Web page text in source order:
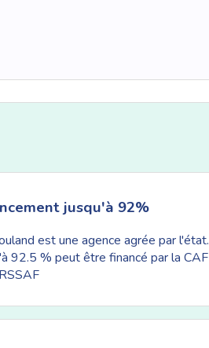
jusqu'à 92%
est une agence agrée par l'état.
92.5 % peut être financé par la CAF